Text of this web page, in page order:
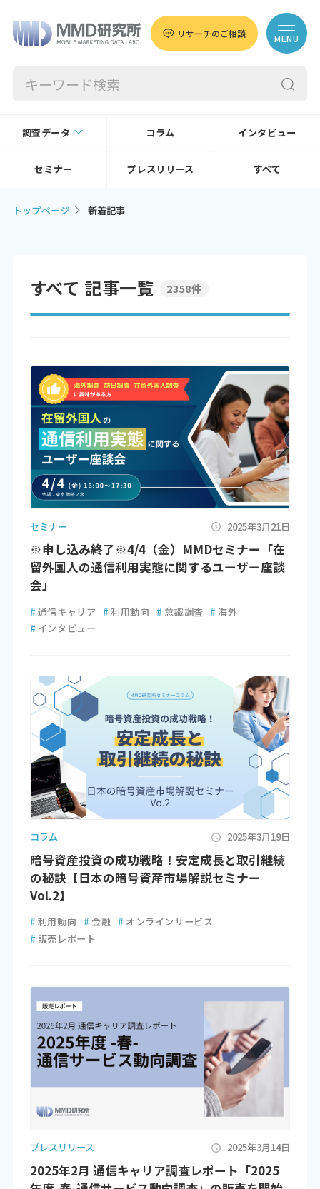
リサーチのご相談 MENU
調査データ コラム インタビュー
セミナー プレスリリース すべて
トップページ 新着記事
すべて 記事一覧 2358件
セミナー 2025年3月21日
※申し込み終了※4/4（金）MMDセミナー「在
留外国人の通信利用実態に関するユーザー座談
会」
# 通信キャリア # 利用動向 # 意識調査 # 海外
# インタビュー
コラム 2025年3月19日
暗号資産投資の成功戦略！安定成長と取引継続
の秘訣【日本の暗号資産市場解説セミナー
Vol.2】
# 利用動向 # 金融 # オンラインサービス
# 販売レポート
プレスリリース 2025年3月14日
2025年2月 通信キャリア調査レポート「2025